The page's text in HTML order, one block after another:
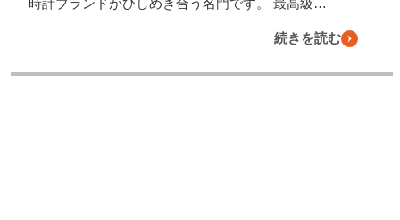
続きを読む